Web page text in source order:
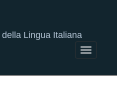
Lingua Italiana
Toggle